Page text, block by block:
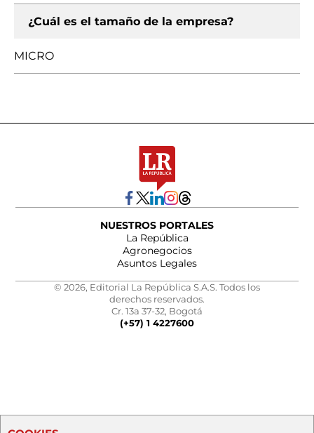
¿Cuál es el tamaño de la empresa?
MICRO
NUESTROS PORTALES
La República
Agronegocios
Asuntos Legales
© 2026, Editorial La República S.A.S. Todos los
derechos reservados.
Cr. 13a 37-32, Bogotá
(+57) 1 4227600